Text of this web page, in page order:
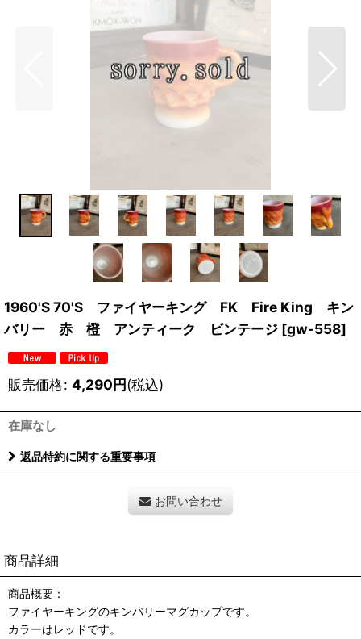
1960'S 70'S ファイヤーキング FK Fire King キン
バリー 赤 橙 アンティーク ビンテージ [gw-558]
販売価格: 4,290円(税込)
在庫なし
返品特約に関する重要事項
お問い合わせ
商品詳細
商品概要：
ファイヤーキングのキンバリーマグカップです。
カラーはレッドです。